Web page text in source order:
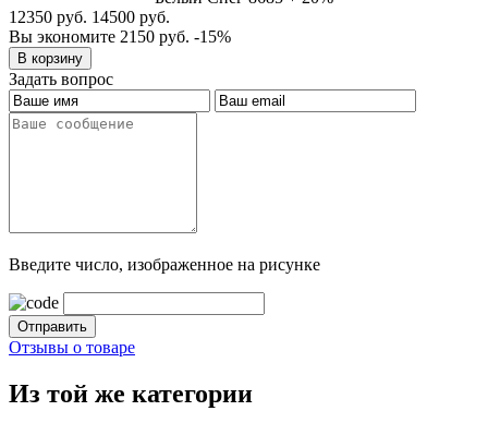
12350 руб. 14500 руб.
Вы экономите 2150 руб. -15%
Задать вопрос
Введите число, изображенное на рисунке
Отзывы о товаре
Из той же категории